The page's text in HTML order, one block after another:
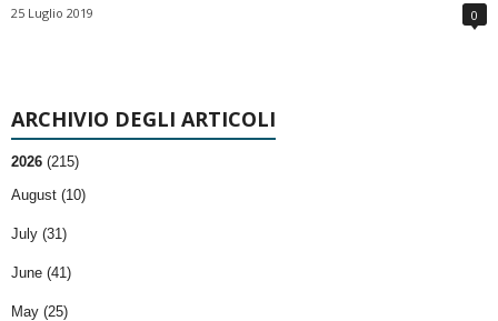
25 Luglio 2019 0
ARCHIVIO DEGLI ARTICOLI
2026 (215)
August (10)
July (31)
June (41)
May (25)